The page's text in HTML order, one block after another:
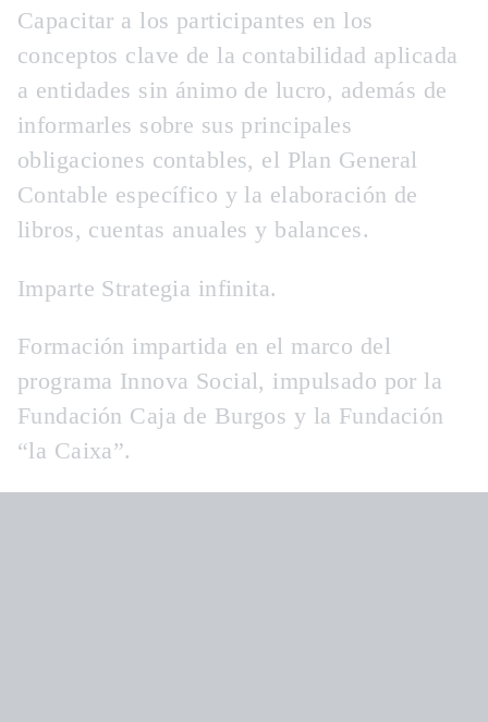
Capacitar a los participantes en los
conceptos clave de la contabilidad aplicada
a entidades sin ánimo de lucro, además de
informarles sobre sus principales
obligaciones contables, el Plan General
Contable específico y la elaboración de
libros, cuentas anuales y balances.
Imparte Strategia infinita.
Formación impartida en el marco del
programa Innova Social, impulsado por la
Fundación Caja de Burgos y la Fundación
“la Caixa”.